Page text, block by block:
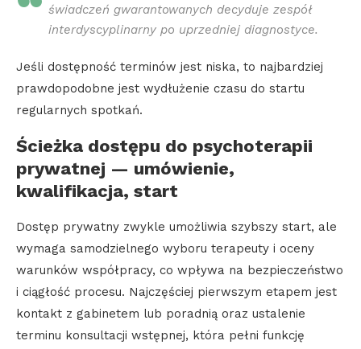
świadczeń gwarantowanych decyduje zespół
interdyscyplinarny po uprzedniej diagnostyce.
Jeśli dostępność terminów jest niska, to najbardziej
prawdopodobne jest wydłużenie czasu do startu
regularnych spotkań.
Ścieżka dostępu do psychoterapii
prywatnej — umówienie,
kwalifikacja, start
Dostęp prywatny zwykle umożliwia szybszy start, ale
wymaga samodzielnego wyboru terapeuty i oceny
warunków współpracy, co wpływa na bezpieczeństwo
i ciągłość procesu. Najczęściej pierwszym etapem jest
kontakt z gabinetem lub poradnią oraz ustalenie
terminu konsultacji wstępnej, która pełni funkcję